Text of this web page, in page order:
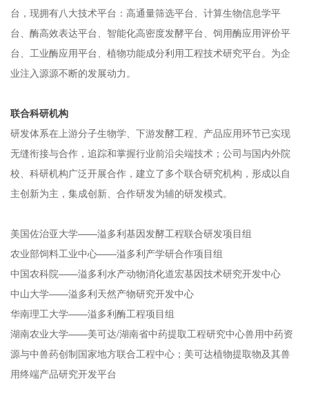
台，现拥有八大技术平台：高通量筛选平台、计算生物信息学平
台、酶高效表达平台、智能化高密度发酵平台、饲用酶应用评价平
台、工业酶应用平台、植物功能成分利用工程技术研究平台。为企
业注入源源不断的发展动力。
联合科研机构
研发体系在上游分子生物学、下游发酵工程、产品应用环节已实现
无缝衔接与合作，追踪和掌握行业前沿尖端技术；公司与国内外院
校、科研机构广泛开展合作，建立了多个联合研究机构，形成以自
主创新为主，集成创新、合作研发为辅的研发模式。
美国佐治亚大学——溢多利基因发酵工程联合研发项目组
农业部饲料工业中心——溢多利产学研合作项目组
中国农科院——溢多利水产动物消化道宏基因技术研究开发中心
中山大学——溢多利天然产物研究开发中心
华南理工大学——溢多利酶工程项目组
湖南农业大学——美可达/湖南省中药提取工程研究中心兽用中药资
源与中兽药创制国家地方联合工程中心；美可达植物提取物及其兽
用终端产品研究开发平台